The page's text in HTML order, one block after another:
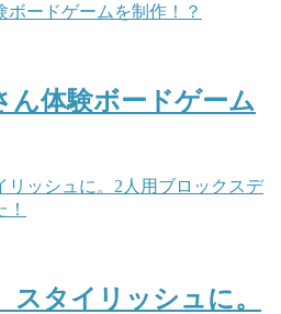
ん体験ボードゲーム
スタイリッシュに。